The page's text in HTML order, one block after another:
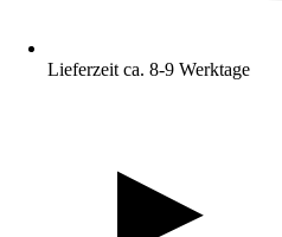
Lieferzeit ca. 8-9 Werktage